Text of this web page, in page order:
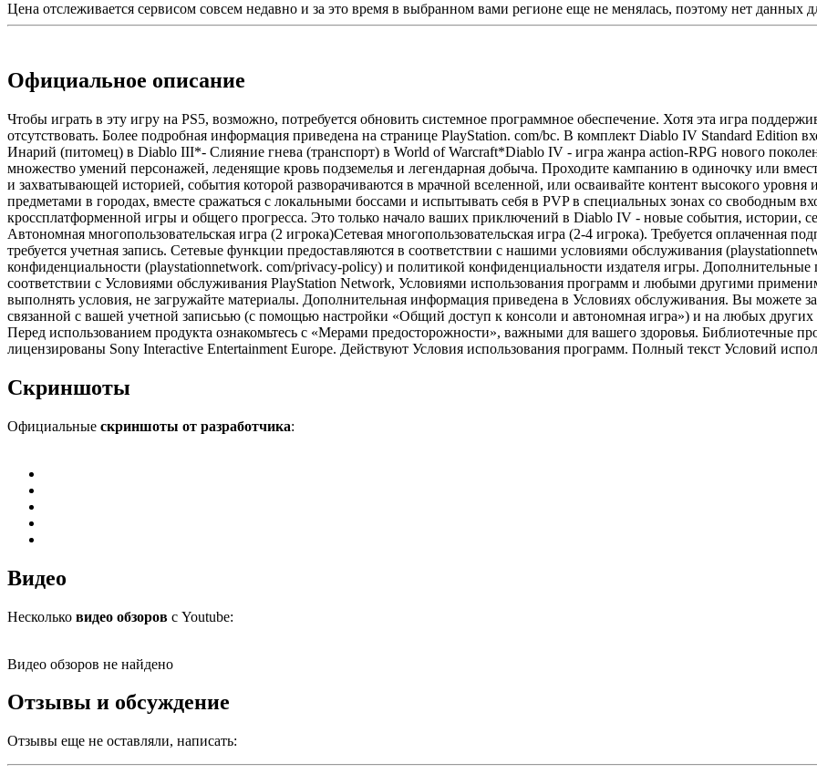
Цена отслеживается сервисом совсем недавно и за это время в выбранном вами регионе еще не менялась, поэтому нет данных
Официальное описание
Чтобы играть в эту игру на PS5, возможно, потребуется обновить системное программное обеспечение. Хотя эта игра
отсутствовать. Более подробная информация приведена на странице PlayStation. com/bc. В комплект Diablo IV Standard Edition
Инарий (питомец) в Diablo III*- Слияние гнева (транспорт) в World of Warcraft*Diablo IV - игра жанра action-RPG нового
множество умений персонажей, леденящие кровь подземелья и легендарная добыча. Проходите кампанию в одиночку или
и захватывающей историей, события которой разворачиваются в мрачной вселенной, или осваивайте контент высокого
предметами в городах, вместе сражаться с локальными боссами и испытывать себя в PVP в специальных зонах со свободным
кроссплатформенной игры и общего прогресса. Это только начало ваших приключений в Diablo IV - новые события, истории,
Автономная многопользовательская игра (2 игрока)Сетевая многопользовательская игра (2-4 игрока). Требуется оплаченная
требуется учетная запись. Сетевые функции предоставляются в соответствии с нашими условиями обслуживания
конфиденциальности (playstationnetwork. com/privacy-policy) и политикой конфиденциальности издателя игры. Дополнительные
соответствии с Условиями обслуживания PlayStation Network, Условиями использования программ и любыми другими
выполнять условия, не загружайте материалы. Дополнительная информация приведена в Условиях обслуживания. Вы можете
связанной с вашей учетной записьью (с помощью настройки «Общий доступ к консоли и автономная игра») и на любых других
Перед использованием продукта ознакомьтесь с «Мерами предосторожности», важными для вашего здоровья. Библиотечные
лицензированы Sony Interactive Entertainment Europe. Действуют Условия использования программ. Полный текст Условий
Скриншоты
Официальные скриншоты от разработчика:
Видео
Несколько видео обзоров с Youtube:
Видео обзоров не найдено
Отзывы и обсуждение
Отзывы еще не оставляли, написать: